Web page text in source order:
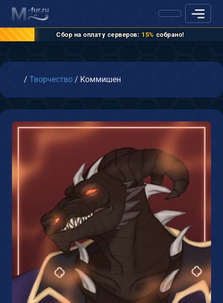
Сбор на оплату серверов: 15% собрано!
Главная
/ Творчество / Коммишен